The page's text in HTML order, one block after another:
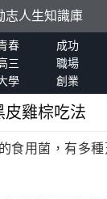
志人生知識庫
春 成功
三 職場
學 創業
皮雞棕吃法
食用菌，有多